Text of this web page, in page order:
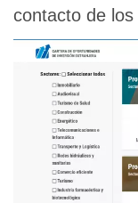
contacto de